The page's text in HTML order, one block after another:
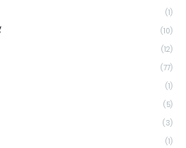
(1)
(10)
(12)
(77)
(1)
(5)
(3)
(1)